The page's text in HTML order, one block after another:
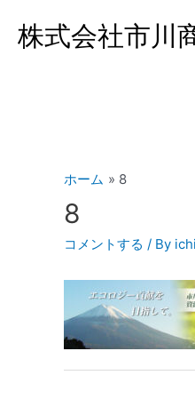
株式会社市川
ホーム 8
8
コメントする / By